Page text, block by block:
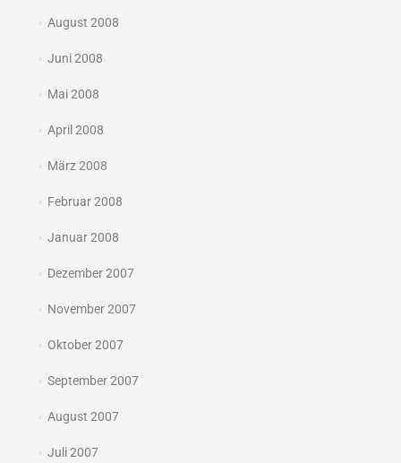
August 2008
Juni 2008
Mai 2008
April 2008
März 2008
Februar 2008
Januar 2008
Dezember 2007
November 2007
Oktober 2007
September 2007
August 2007
Juli 2007